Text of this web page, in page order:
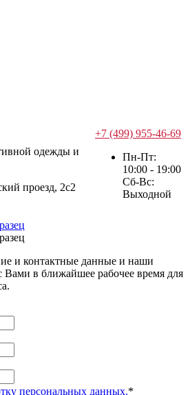
одежды и
проезд, 2с2
+7 (499) 955-46-69
Пн-Пт:
10:00 - 19:00
Сб-Вс:
Выходной
и контактные данные и наши
Вами в ближайшее рабочее время для
персональных данных.*